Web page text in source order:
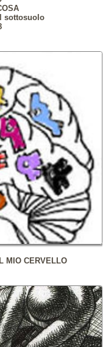
sottosuolo
MIO CERVELLO